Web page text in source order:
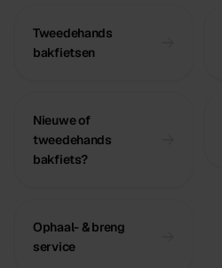
Tweedehands
bakfietsen
Nieuwe of
tweedehands
bakfiets?
Ophaal- & breng
service